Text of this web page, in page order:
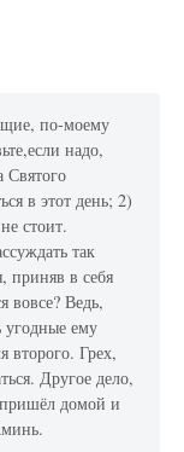
по-моему
надо,
Святого
в этот день; 2)
стоит.
так
приняв в себя
вовсе? Ведь,
угодные ему
второго. Грех,
Другое дело,
домой и